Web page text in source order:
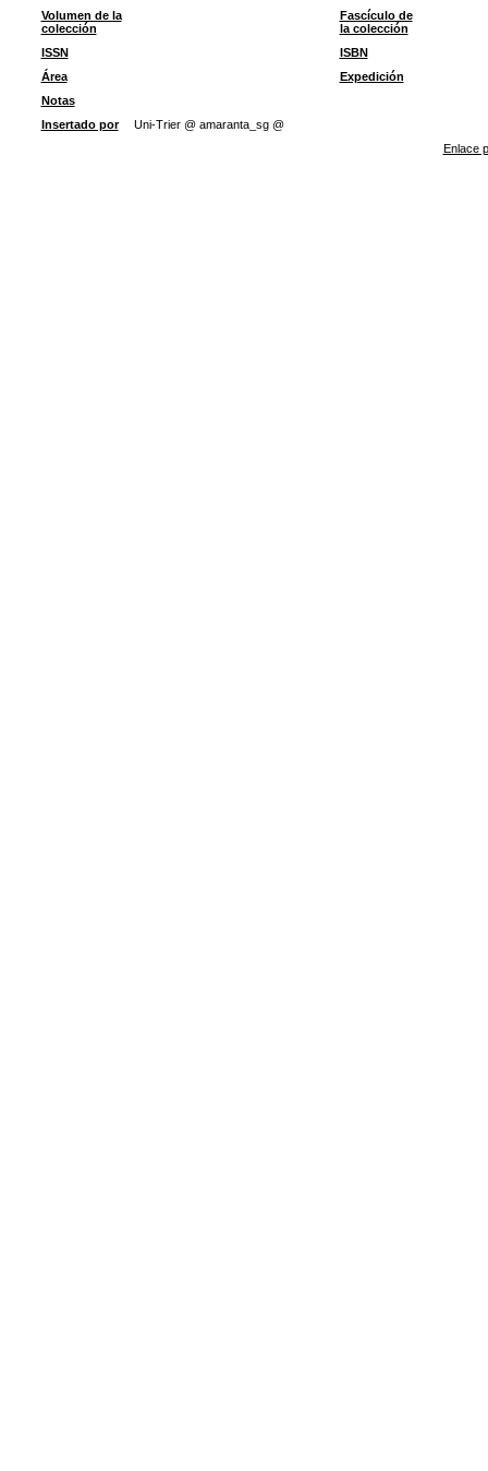
Volumen de la
colección
Fascículo de
la colección
ISSN
ISBN
Área
Expedición
Notas
Insertado por
Uni-Trier @ amaranta_sg @
Enlace